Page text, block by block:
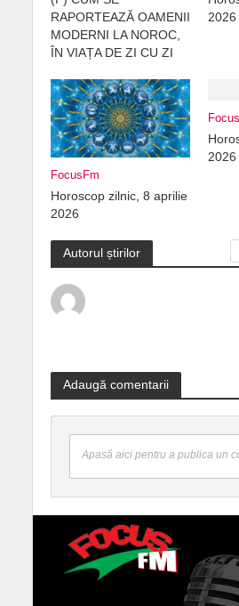
RAPORTEAZĂ OAMENII
MODERNI LA NOROC,
ÎN VIAȚA DE ZI CU ZI
2026
FocusFm
Horoscop zilnic, 8 aprilie
2026
2026
Autorul știrilor
Adaugă comentarii
Apasă aici pentru a publica un